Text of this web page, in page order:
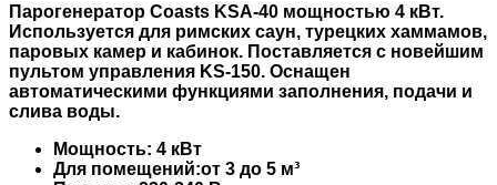
Парогенератор Coasts KSA-40 мощностью 4 кВт.
Используется для римских саун, турецких хаммамов,
паровых камер и кабинок. Поставляется с новейшим
пультом управления KS-150. Оснащен
автоматическими функциями заполнения, подачи и
слива воды.
Мощность: 4 кВт
Для помещений:от 3 до 5 м³